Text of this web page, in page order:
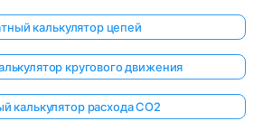
калькулятор цепей
кругового движения
калькулятор расхода CO2